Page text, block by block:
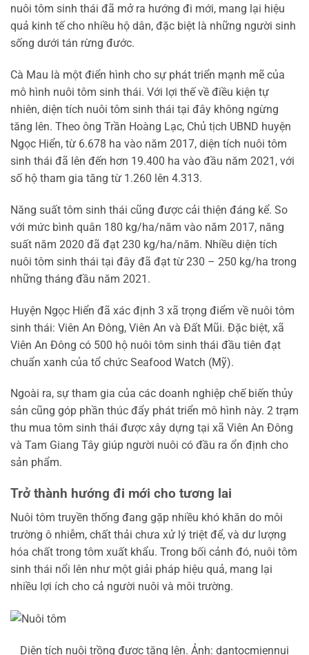
nuôi tôm sinh thái đã mở ra hướng đi mới, mang lại hiệu
quả kinh tế cho nhiều hộ dân, đặc biệt là những người sinh
sống dưới tán rừng đước.
Cà Mau là một điển hình cho sự phát triển mạnh mẽ của
mô hình nuôi tôm sinh thái. Với lợi thế về điều kiện tự
nhiên, diện tích nuôi tôm sinh thái tại đây không ngừng
tăng lên. Theo ông Trần Hoàng Lạc, Chủ tịch UBND huyện
Ngọc Hiển, từ 6.678 ha vào năm 2017, diện tích nuôi tôm
sinh thái đã lên đến hơn 19.400 ha vào đầu năm 2021, với
số hộ tham gia tăng từ 1.260 lên 4.313.
Năng suất tôm sinh thái cũng được cải thiện đáng kể. So
với mức bình quân 180 kg/ha/năm vào năm 2017, năng
suất năm 2020 đã đạt 230 kg/ha/năm. Nhiều diện tích
nuôi tôm sinh thái tại đây đã đạt từ 230 – 250 kg/ha trong
những tháng đầu năm 2021.
Huyện Ngọc Hiển đã xác định 3 xã trọng điểm về nuôi tôm
sinh thái: Viên An Đông, Viên An và Đất Mũi. Đặc biệt, xã
Viên An Đông có 500 hộ nuôi tôm sinh thái đầu tiên đạt
chuẩn xanh của tổ chức Seafood Watch (Mỹ).
Ngoài ra, sự tham gia của các doanh nghiệp chế biến thủy
sản cũng góp phần thúc đẩy phát triển mô hình này. 2 trạm
thu mua tôm sinh thái được xây dựng tại xã Viên An Đông
và Tam Giang Tây giúp người nuôi có đầu ra ổn định cho
sản phẩm.
Trở thành hướng đi mới cho tương lai
Nuôi tôm truyền thống đang gặp nhiều khó khăn do môi
trường ô nhiễm, chất thải chưa xử lý triệt để, và dư lượng
hóa chất trong tôm xuất khẩu. Trong bối cảnh đó, nuôi tôm
sinh thái nổi lên như một giải pháp hiệu quả, mang lại
nhiều lợi ích cho cả người nuôi và môi trường.
Diện tích nuôi trồng được tăng lên. Ảnh: dantocmiennui